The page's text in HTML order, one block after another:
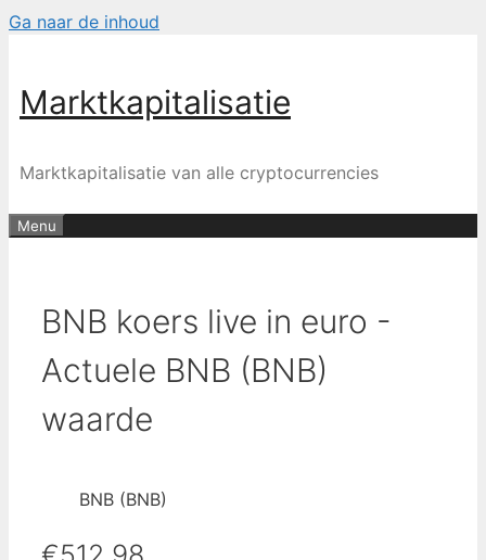
Ga naar de inhoud
Marktkapitalisatie
Marktkapitalisatie van alle cryptocurrencies
Menu
BNB koers live in euro -
Actuele BNB (BNB)
waarde
BNB (BNB)